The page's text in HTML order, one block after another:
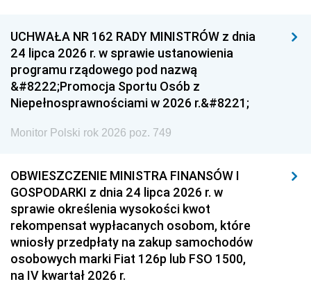
UCHWAŁA NR 162 RADY MINISTRÓW z dnia
24 lipca 2026 r. w sprawie ustanowienia
programu rządowego pod nazwą
&#8222;Promocja Sportu Osób z
Niepełnosprawnościami w 2026 r.&#8221;
Monitor Polski rok 2026 poz. 749
OBWIESZCZENIE MINISTRA FINANSÓW I
GOSPODARKI z dnia 24 lipca 2026 r. w
sprawie określenia wysokości kwot
rekompensat wypłacanych osobom, które
wniosły przedpłaty na zakup samochodów
osobowych marki Fiat 126p lub FSO 1500,
na IV kwartał 2026 r.